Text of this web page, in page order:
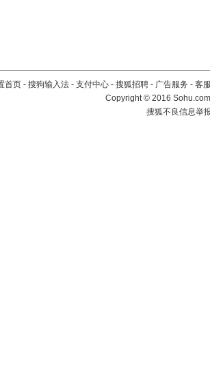
首页 - 搜狗输入法 - 支付中心 - 搜狐招聘 - 广告服务 - 客
Copyright©2016
搜狐不良信息举